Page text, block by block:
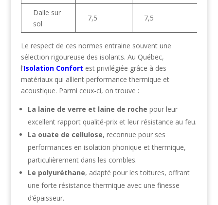
Dalle sur
sol
7,5 7,5
Le respect de ces normes entraine souvent une
sélection rigoureuse des isolants. Au Québec,
l’Isolation Confort est privilégiée grâce à des
matériaux qui allient performance thermique et
acoustique. Parmi ceux-ci, on trouve :
La laine de verre et laine de roche pour leur
excellent rapport qualité-prix et leur résistance au feu.
La ouate de cellulose, reconnue pour ses
performances en isolation phonique et thermique,
particulièrement dans les combles.
Le polyuréthane, adapté pour les toitures, offrant
une forte résistance thermique avec une finesse
d’épaisseur.